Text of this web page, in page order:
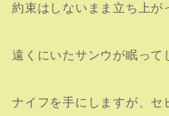
約束はしないまま立ち上が
遠くにいたサンウが眠って
ナイフを手にしますが、セ